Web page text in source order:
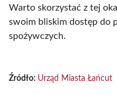
Warto skorzystać z tej
swoim bliskim dostęp do
spożywczych.
Źródło: Urząd Miasta Łańcut